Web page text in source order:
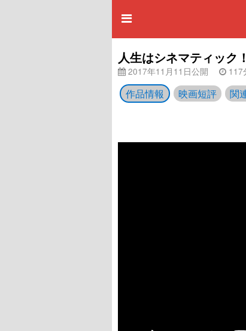
人生はシネマティック
2017年11月11日公開 117
作品情報 映画短評 関